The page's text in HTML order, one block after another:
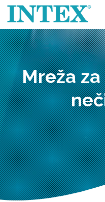
Mreža